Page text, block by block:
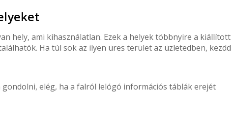
hely, ami kihasználatlan. Ezek a helyek többnyire a kiállított
Ha túl sok az ilyen üres terület az üzletedben, kezdd
elég, ha a falról lelógó információs táblák erejét